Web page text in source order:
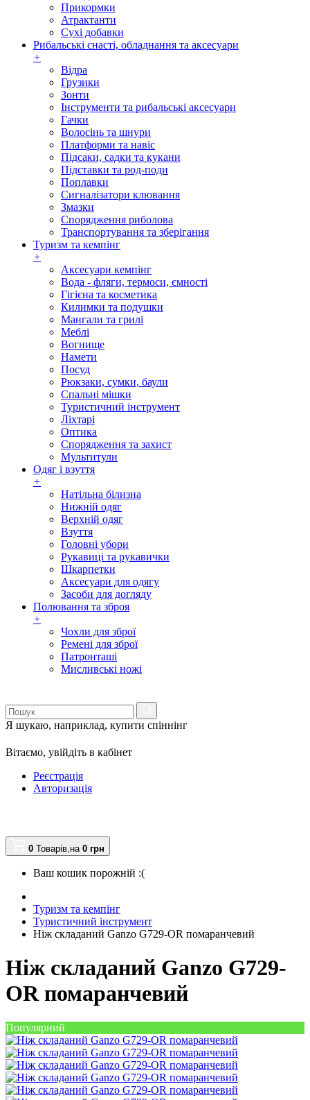
Прикормки
Атрактанти
Сухі добавки
Рибальські снасті, обладнання та аксесуари
+
Відра
Грузики
Зонти
Інструменти та рибальські аксесуари
Гачки
Волосінь та шнури
Платформи та навіс
Підсаки, садки та кукани
Підставки та род-поди
Поплавки
Сигналізатори клювання
Змазки
Спорядження риболова
Транспортування та зберігання
Туризм та кемпінг
+
Аксесуари кемпінг
Вода - фляги, термоси, ємності
Гігієна та косметика
Килимки та подушки
Мангали та грилі
Меблі
Вогнище
Намети
Посуд
Рюкзаки, сумки, баули
Спальні мішки
Туристичний інструмент
Ліхтарі
Оптика
Спорядження та захист
Мультитули
Одяг і взуття
+
Натільна білизна
Нижній одяг
Верхній одяг
Взуття
Головні убори
Рукавиці та рукавички
Шкарпетки
Аксесуари для одягу
Засоби для догляду
Полювання та зброя
+
Чохли для зброї
Ремені для зброї
Патронташі
Мисливські ножі
Я шукаю, наприклад, купити спіннінг
Вітаємо, увійдіть в кабінет
Реєстрація
Авторизація
0 Товарів,на 0 грн
Ваш кошик порожній :(
Туризм та кемпінг
Туристичний інструмент
Ніж складаний Ganzo G729-OR помаранчевий
Ніж складаний Ganzo G729-
OR помаранчевий
Популярний